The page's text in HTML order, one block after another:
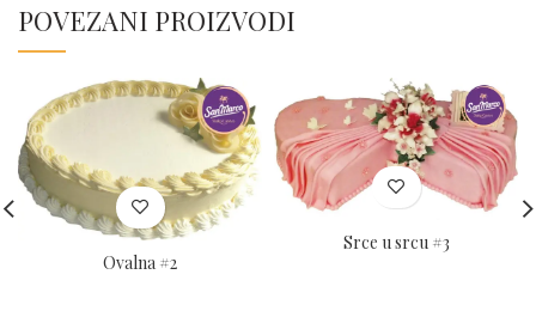
POVEZANI PROIZVODI
Ovalna #2
Srce u srcu #3